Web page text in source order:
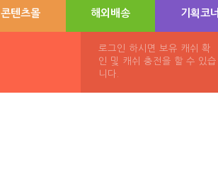
콘텐츠몰 해외배송 기획코너
로그인 하시면 보유 캐쉬 확
인 및 캐쉬 충전을 할 수 있습
니다.